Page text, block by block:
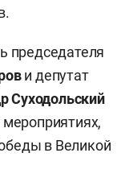
председателя
и депутат
Суходольский
в Великой